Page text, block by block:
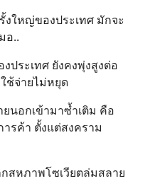
งใหญ่ของประเทศ มักจะ
อ..
ประเทศ ยังคงพุ่งสูงต่อ
ช้จ่ายไม่หยุด
นอกเข้ามาซ้ำเติม คือ
รค้า ตั้งแต่สงคราม
สหภาพโซเวียตล่มสลาย